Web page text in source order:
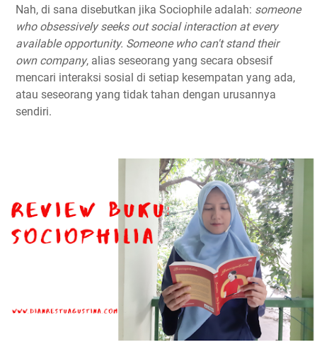
Nah, di sana disebutkan jika Sociophile adalah: someone
who obsessively seeks out social interaction at every
available opportunity. Someone who can't stand their
own company, alias seseorang yang secara obsesif
mencari interaksi sosial di setiap kesempatan yang ada,
atau seseorang yang tidak tahan dengan urusannya
sendiri.